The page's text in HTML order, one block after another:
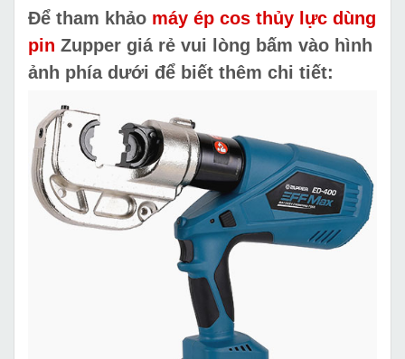
Để tham khảo máy ép cos thủy lực dùng
pin Zupper giá rẻ vui lòng bấm vào hình
ảnh phía dưới để biết thêm chi tiết: